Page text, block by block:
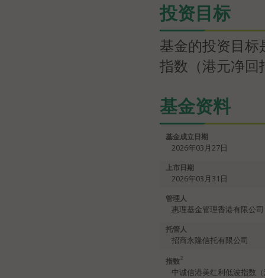
投资目标
基金的投资目
指数（港元净回
基金资料
基金成立日期
2026年03月27日
上市日期
2026年03月31日
管理人
惠理基金管理香港有限公司
托管人
招商永隆信托有限公司
指数2
中诚信港美红利低波指数